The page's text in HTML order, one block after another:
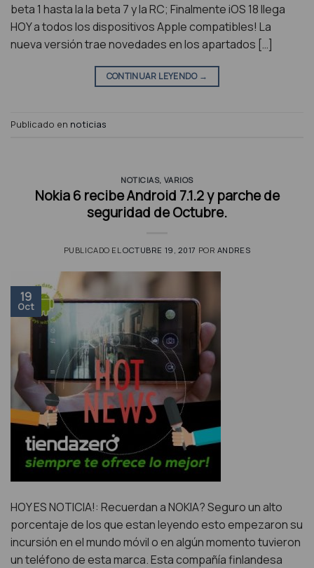
beta 1 hasta la la beta 7 y la RC; Finalmente iOS 18 llega
HOY a todos los dispositivos Apple compatibles! La
nueva versión trae novedades en los apartados […]
CONTINUAR LEYENDO →
Publicado en noticias
NOTICIAS, VARIOS
Nokia 6 recibe Android 7.1.2 y parche de
seguridad de Octubre.
PUBLICADO ELOCTUBRE 19, 2017 POR ANDRES
19
Oct
HOY ES NOTICIA!: Recuerdan a NOKIA? Seguro un alto
porcentaje de los que estan leyendo esto empezaron su
incursión en el mundo móvil o en algún momento tuvieron
un teléfono de esta marca. Esta compañía finlandesa